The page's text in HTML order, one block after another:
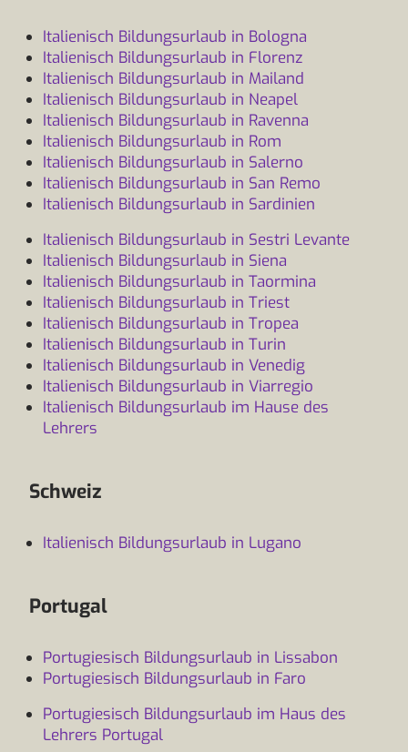
Italienisch Bildungsurlaub in Bologna
Italienisch Bildungsurlaub in Florenz
Italienisch Bildungsurlaub in Mailand
Italienisch Bildungsurlaub in Neapel
Italienisch Bildungsurlaub in Ravenna
Italienisch Bildungsurlaub in Rom
Italienisch Bildungsurlaub in Salerno
Italienisch Bildungsurlaub in San Remo
Italienisch Bildungsurlaub in Sardinien
Italienisch Bildungsurlaub in Sestri Levante
Italienisch Bildungsurlaub in Siena
Italienisch Bildungsurlaub in Taormina
Italienisch Bildungsurlaub in Triest
Italienisch Bildungsurlaub in Tropea
Italienisch Bildungsurlaub in Turin
Italienisch Bildungsurlaub in Venedig
Italienisch Bildungsurlaub in Viarregio
Italienisch Bildungsurlaub im Hause des
Lehrers
Schweiz
Italienisch Bildungsurlaub in Lugano
Portugal
Portugiesisch Bildungsurlaub in Lissabon
Portugiesisch Bildungsurlaub in Faro
Portugiesisch Bildungsurlaub im Haus des
Lehrers Portugal